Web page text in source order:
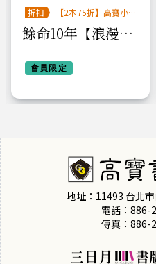
折扣
【2本75折】高寶小
餘命10年【浪漫愛
年》原著小說】
會員限定
地址：11493 台北
電話：886-
傳真：886-